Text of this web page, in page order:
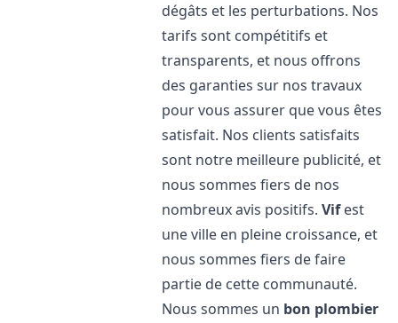
dégâts et les perturbations. Nos
tarifs sont compétitifs et
transparents, et nous offrons
des garanties sur nos travaux
pour vous assurer que vous êtes
satisfait. Nos clients satisfaits
sont notre meilleure publicité, et
nous sommes fiers de nos
nombreux avis positifs.Vifest
une ville en pleine croissance, et
nous sommes fiers de faire
partie de cette communauté.
Nous sommes un bon plombier